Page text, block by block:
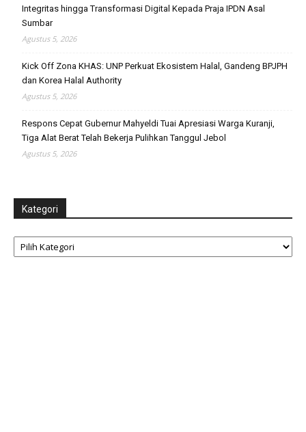
Integritas hingga Transformasi Digital Kepada Praja IPDN Asal
Sumbar
Agustus 5, 2026
Kick Off Zona KHAS: UNP Perkuat Ekosistem Halal, Gandeng BPJPH
dan Korea Halal Authority
Agustus 5, 2026
Respons Cepat Gubernur Mahyeldi Tuai Apresiasi Warga Kuranji,
Tiga Alat Berat Telah Bekerja Pulihkan Tanggul Jebol
Agustus 5, 2026
Kategori
Kategori